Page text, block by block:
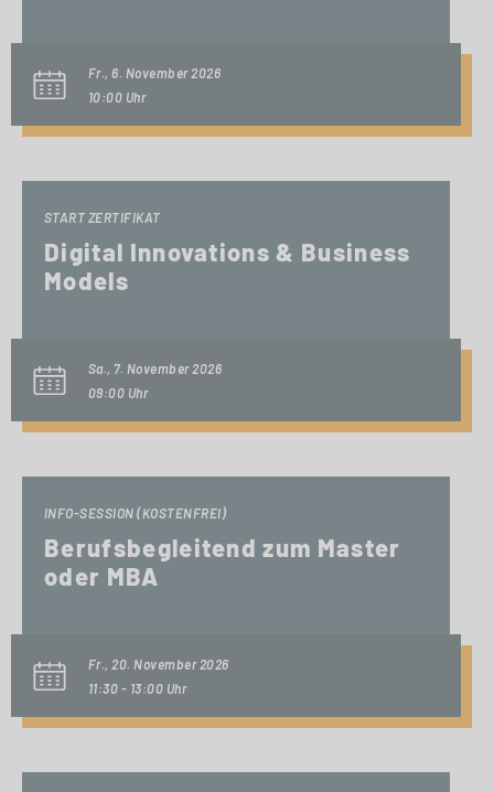
Fr., 6. November 2026
10:00 Uhr
START ZERTIFIKAT
Digital Innovations & Business
Models
Sa., 7. November 2026
09:00 Uhr
INFO-SESSION (KOSTENFREI)
Berufsbegleitend zum Master
oder MBA
Fr., 20. November 2026
11:30 - 13:00 Uhr